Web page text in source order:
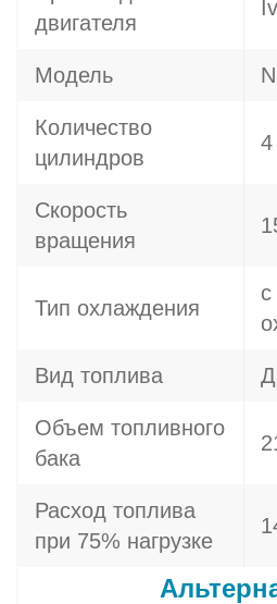
двигателя
Модель
Количество
цилиндров
Скорость
вращения
Тип охлаждения
Вид топлива
Объем топливного
бака
Расход топлива
при 75% нагрузке